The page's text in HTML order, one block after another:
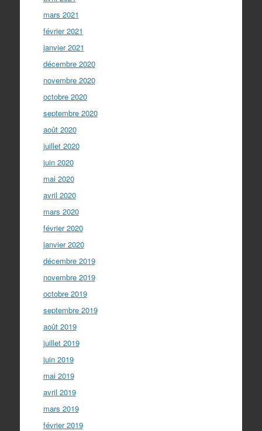
mars 2021
février 2021
janvier 2021
décembre 2020
novembre 2020
octobre 2020
septembre 2020
août 2020
juillet 2020
juin 2020
mai 2020
avril 2020
mars 2020
février 2020
janvier 2020
décembre 2019
novembre 2019
octobre 2019
septembre 2019
août 2019
juillet 2019
juin 2019
mai 2019
avril 2019
mars 2019
février 2019